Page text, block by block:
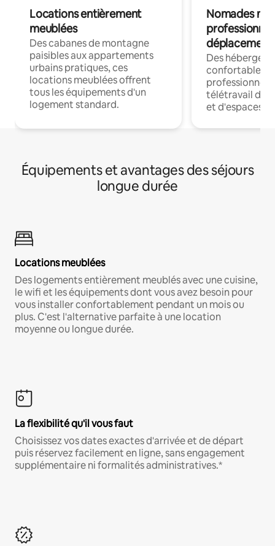
Locations entièrement
meublées
Des cabanes de montagne
paisibles aux appartements
urbains pratiques, ces
locations meublées offrent
tous les équipements d'un
logement standard.
Nomades
déplacement
Des
confortables
professionnels
télétravail
et d'espaces
Équipements et avantages des séjours
longue durée
Locations meublées
Des logements entièrement meublés avec une cuisine,
le wifi et les équipements dont vous avez besoin pour
vous installer confortablement pendant un mois ou
plus. C'est l'alternative parfaite à une location
moyenne ou longue durée.
La flexibilité qu'il vous faut
Choisissez vos dates exactes d'arrivée et de départ
puis réservez facilement en ligne, sans engagement
supplémentaire ni formalités administratives.*